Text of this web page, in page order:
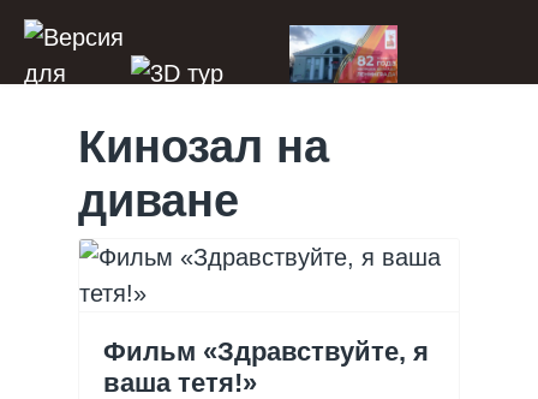
Кинозал на
диване
Фильм «Здравствуйте, я
ваша тетя!»